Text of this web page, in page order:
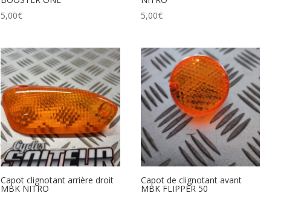
5,00€
5,00€
Capot clignotant arrière droit
MBK NITRO
Capot de clignotant avant
MBK FLIPPER 50